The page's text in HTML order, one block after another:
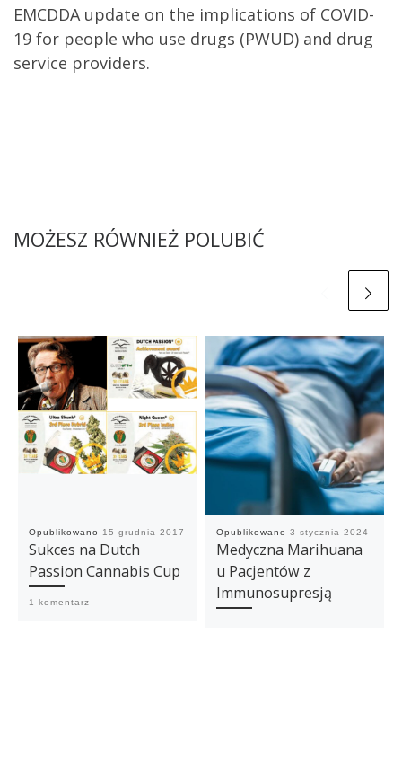
EMCDDA update on the implications of COVID-
19 for people who use drugs (PWUD) and drug
service providers.
MOŻESZ RÓWNIEŻ POLUBIĆ
Opublikowano 15 grudnia 2017
Sukces na Dutch
Passion Cannabis Cup
1 komentarz
Opublikowano 3 stycznia 2024
Medyczna Marihuana
u Pacjentów z
Immunosupresją